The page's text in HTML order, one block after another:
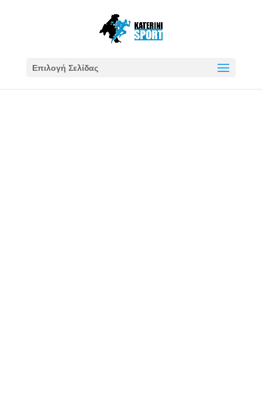
Επιλογή Σελίδας